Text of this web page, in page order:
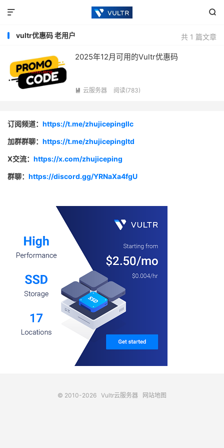


共 1 篇文章
vultr优惠码 老用户
2025年12月可用的Vultr优惠码
 云服务器 阅读(783)
订阅频道： https://t.me/zhujicepingllc
加群群聊： https://t.me/zhujicepingltd
X交流： https://x.com/zhujiceping
群聊： https://discord.gg/YRNaXa4fgU
© 2010-2026 Vultr云服务器 网站地图